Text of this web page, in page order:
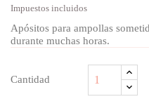
Impuestos incluidos
Apósitos para ampollas
durante muchas horas.
Cantidad